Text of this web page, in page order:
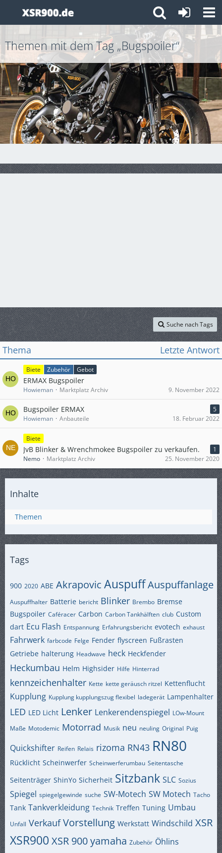
Themen mit dem Tag „Bugspoiler“
Suche nach Tags
Thema Letzte Antwort
Biete Zubehör Gebot
ERMAX Bugspoiler
Howieman Marktplatz Archiv 9. November 2022
Bugspoiler ERMAX
5
Howieman
Anbauteile 18. Februar 2022
Biete
JvB Blinker & Wrenchmokee Bugspoiler zu verkaufen.
1
Nemo
Marktplatz Archiv 25. November 2020
Inhalte
Themen
Tags
900 2020 ABE Akrapovic AuspuffAuspuffanlage
Auspuffhalter Batterie bericht Blinker Brembo Bremse
Bugspoiler Caféracer Carbon Carbon Tankhälften club Custom
dart Ecu Flash Entspannung Erfahrungsbericht evotech exhaust
Fahrwerk farbcode Felge Fender flyscreen Fußrasten
Getriebe halterung Headwave heck Heckfender
Heckumbau Helm Highsider Hilfe Hinterrad
kennzeichenhalter Kette kette geräusch ritzel Kettenflucht
Kupplung Kupplung kupplungszug flexibel ladegerät Lampenhalter
LED LED Licht Lenker Lenkerendenspiegel LOw-Mount
Maße Motodemic Motorrad Musik neu neuling Original Puig
Quickshifter Reifen Relais rizoma RN43 RN80
Rücklicht Scheinwerfer Scheinwerferumbau Seitentasche
Seitenträger ShinYo Sicherheit Sitzbank SLC Sozius
Spiegel spiegelgewinde suche SW-Motech SW Motech Tacho
Tank Tankverkleidung Technik Treffen Tuning Umbau
Unfall Verkauf Vorstellung Werkstatt Windschild XSR
XSR900 XSR 900yamaha Zubehör Öhlins